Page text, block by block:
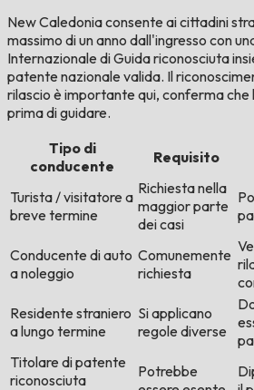
New Caledonia consente ai cittadini
massimo di un anno dall'ingresso con
Internazionale di Guida riconosciuta
patente nazionale valida. Il
rilascio è importante qui, conferma
prima di guidare.
Tipo di
conducente
Requisito
Turista / visitatore a
breve termine
Richiesta nella
maggior parte
dei casi
Conducente di auto
a noleggio
Comunemente
richiesta
Residente straniero
a lungo termine
Si applicano
regole diverse
Titolare di patente
riconosciuta
Potrebbe